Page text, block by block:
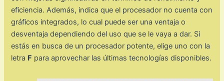
eficiencia. Además, indica que el procesador no cuenta con
gráficos integrados, lo cual puede ser una ventaja o
desventaja dependiendo del uso que se le vaya a dar. Si
estás en busca de un procesador potente, elige uno con la
letra F para aprovechar las últimas tecnologías disponibles.